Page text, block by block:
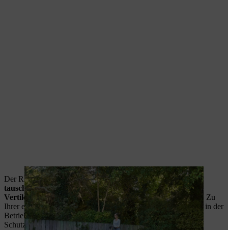
Der RLA 240 ist ein Kombigerät. Um den Rasen zu lüften,
tauschen Sie mit wenigen Handgriffen die eingebaute
Vertikutiereinheit durch die mitgelieferte Lüfterwalze aus
. Zu
Ihrer eigenen Sicherheit berücksichtigen Sie die Anweisungen in der
Betriebsanleitung und achten dabei bitte auf die richtige
Schutzkleidung wie Schutzhandschuhe und Schutzbrille.